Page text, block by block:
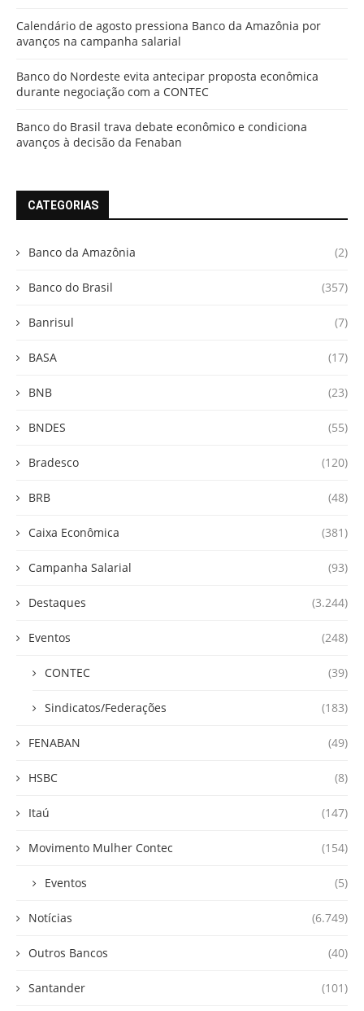
Calendário de agosto pressiona Banco da Amazônia por
avanços na campanha salarial
Banco do Nordeste evita antecipar proposta econômica
durante negociação com a CONTEC
Banco do Brasil trava debate econômico e condiciona
avanços à decisão da Fenaban
CATEGORIAS
Banco da Amazônia (2)
Banco do Brasil (357)
Banrisul (7)
BASA (17)
BNB (23)
BNDES (55)
Bradesco (120)
BRB (48)
Caixa Econômica (381)
Campanha Salarial (93)
Destaques (3.244)
Eventos (248)
CONTEC (39)
Sindicatos/Federações (183)
FENABAN (49)
HSBC (8)
Itaú (147)
Movimento Mulher Contec (154)
Eventos (5)
Notícias (6.749)
Outros Bancos (40)
Santander (101)